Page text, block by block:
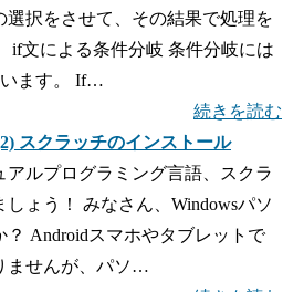
選択をさせて、その結果で処理を
if文による条件分岐 条件分岐には
います。 If…
続きを読む
スクラッチのインストール
アルプログラミング言語、スクラ
ょう！ みなさん、Windowsパソ
？ Androidスマホやタブレットで
ませんが、パソ…